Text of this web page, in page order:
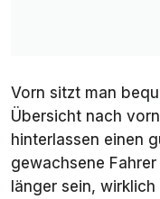
Vorn sitzt man
Übersicht nach
hinterlassen einen
gewachsene
länger sein,